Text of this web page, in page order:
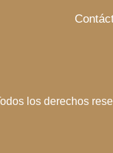
los derechos